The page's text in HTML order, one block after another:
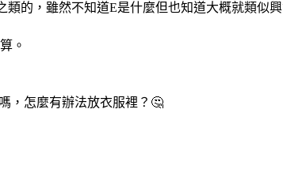
的，雖然不知道E是什麼但也知道大概就類似
。
，怎麼有辦法放衣服裡？🤔